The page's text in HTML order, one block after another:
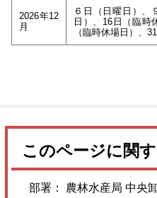
2026年12
月
６日（日曜日）、
日）、16日（臨時
（臨時休場日）、
このページに関
部署： 農林水産局 中央